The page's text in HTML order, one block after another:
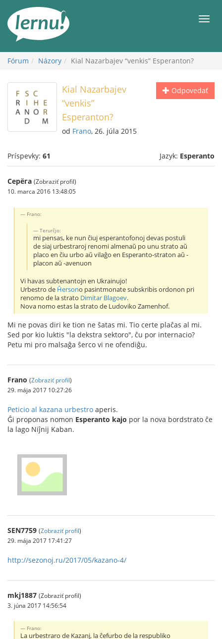
obsah
Fórum Názory Kial Nazarbajev “venkis” Esperanton?
Odpovedať
Kial Nazarbajev
“venkis”
Esperanton?
od Frano, 26. júla 2015
Príspevky: 61 Jazyk: Esperanto
Серёга (Zobraziť profil)
10. marca 2016 13:48:05
Frano:
Тerurĉjo:
mi pensas, ke nun ĉiuj esperantofonoj devas postuli
de siaj urbestraroj renomi almenaŭ po unu strato aŭ
placo en ĉiu urbo aŭ vilaĝo en Esperanto-straton aŭ -
placon aŭ -avenuon
Vi havas subtenantojn en Ukrainujo!
Urbestro de Ĥersono pasintmonate subskribis ordonon pri
renomo de la strato Dimitar Blagoev.
Nova nomo estas la strato de Ludoviko Zamenhof.
Mi ne povas diri ke tion ne ŝatas mi. Tio certe plaĉas al mi.
Sed por kio luktis "la dekstra sektoro", ĉu por internacio?
Petu mi pro malsaĝa ŝerco vi ne ofendiĝu.
Frano (Zobraziť profil)
29. mája 2017 10:27:26
Peticio al kazana urbestro aperis.
Ĝi proponas nomon Esperanto kajo por la nova bordstrato ĉe
la lago Niĵnij Kaban.
SEN7759 (Zobraziť profil)
29. mája 2017 17:41:27
http://sezonoj.ru/2017/05/kazano-4/
mkj1887 (Zobraziť profil)
3. júna 2017 14:56:54
Frano:
La urbestraro de Kazanj, la ĉefurbo de la respubliko